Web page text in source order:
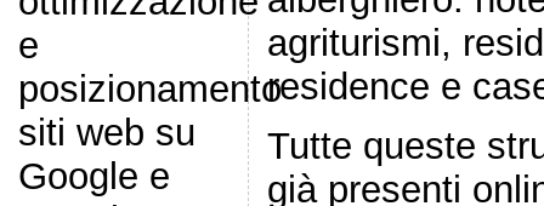
e
posizionamento
siti web su
Google e
agriturismi,
residence e
Tutte queste
già presenti